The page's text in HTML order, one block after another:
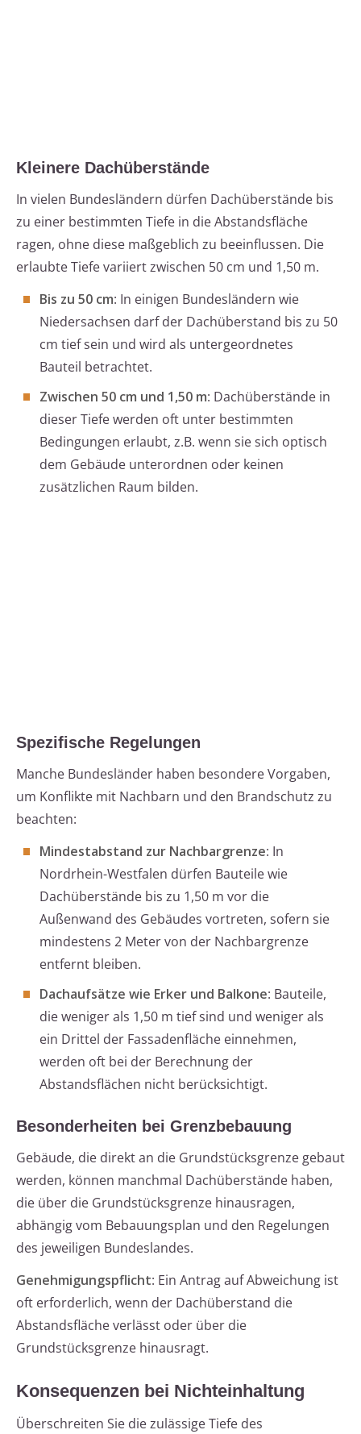
Kleinere Dachüberstände
In vielen Bundesländern dürfen Dachüberstände bis
zu einer bestimmten Tiefe in die Abstandsfläche
ragen, ohne diese maßgeblich zu beeinflussen. Die
erlaubte Tiefe variiert zwischen 50 cm und 1,50 m.
Bis zu 50 cm: In einigen Bundesländern wie
Niedersachsen darf der Dachüberstand bis zu 50
cm tief sein und wird als untergeordnetes
Bauteil betrachtet.
Zwischen 50 cm und 1,50 m: Dachüberstände in
dieser Tiefe werden oft unter bestimmten
Bedingungen erlaubt, z.B. wenn sie sich optisch
dem Gebäude unterordnen oder keinen
zusätzlichen Raum bilden.
Spezifische Regelungen
Manche Bundesländer haben besondere Vorgaben,
um Konflikte mit Nachbarn und den Brandschutz zu
beachten:
Mindestabstand zur Nachbargrenze: In
Nordrhein-Westfalen dürfen Bauteile wie
Dachüberstände bis zu 1,50 m vor die
Außenwand des Gebäudes vortreten, sofern sie
mindestens 2 Meter von der Nachbargrenze
entfernt bleiben.
Dachaufsätze wie Erker und Balkone: Bauteile,
die weniger als 1,50 m tief sind und weniger als
ein Drittel der Fassadenfläche einnehmen,
werden oft bei der Berechnung der
Abstandsflächen nicht berücksichtigt.
Besonderheiten bei Grenzbebauung
Gebäude, die direkt an die Grundstücksgrenze gebaut
werden, können manchmal Dachüberstände haben,
die über die Grundstücksgrenze hinausragen,
abhängig vom Bebauungsplan und den Regelungen
des jeweiligen Bundeslandes.
Genehmigungspflicht: Ein Antrag auf Abweichung ist
oft erforderlich, wenn der Dachüberstand die
Abstandsfläche verlässt oder über die
Grundstücksgrenze hinausragt.
Konsequenzen bei Nichteinhaltung
Überschreiten Sie die zulässige Tiefe des